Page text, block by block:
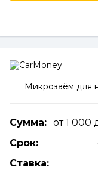
Микрозаём для
Сумма: от 1 000
Срок:
Ставка: